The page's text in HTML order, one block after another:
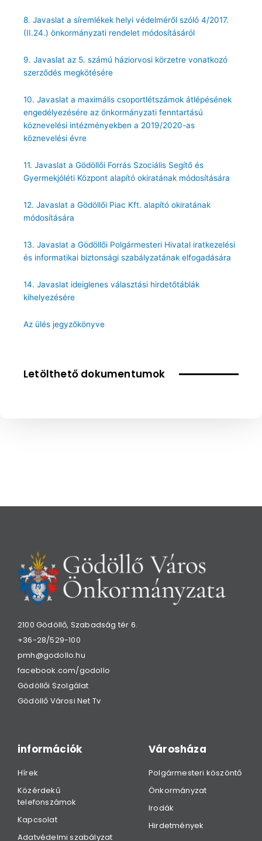
8. Javaslat a síremlékek helyi védelméről szóló 4/2017.
(II.24.) önkormányzati rendelet módosításáról
9. Javaslat az 5. számú háziorvosi körzetre vonatkozó
szerződés megkötésére
10. Javaslat a maximális csoportlétszámok átlépésének
engedélyezésére az önkormányzati fenntartású
köznevelési intézményekben a 2019/2020-as
köznevelési évre
11. Javaslat a Gödöllői Forrás Szociális Segítő és
Gyermekjóléti Központ alapító okiratának módosítására
12. Javaslat a Gödöllői Piac Kft. alapító okiratának
módosítására
13. Javaslat a Gödöllői Polgármesteri Hivatal iratkezelési
és informatikai biztonsági szabályzatának elfogadására
14. Javaslat ideiglenes választási hirdetőtáblák
kihelyezésére
Az ülés jegyzőkönyve
Letölthető dokumentumok
2100 Gödöllő, Szabadság tér 6.
+36-28/529-100
pmh@godollo.hu
facebook.com/godollo
Gödöllői Szolgálat
Gödöllő Városi Net Tv
információk
Hírek
Közérdekű
telefonszámok
Kapcsolat
Adatvédelmi szabályzat
Városháza
Polgármesteri köszöntő
Önkormányzat
Irodák
Hirdetmények